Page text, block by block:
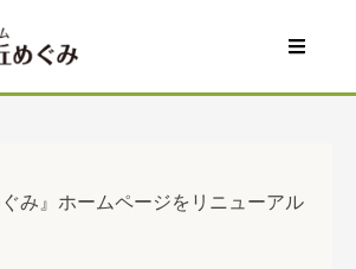
ぐみ』ホームページをリニューアル